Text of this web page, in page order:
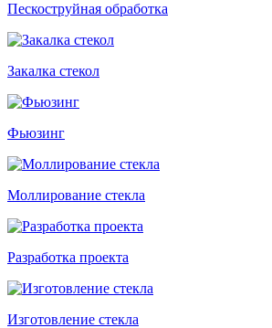
Пескоструйная обработка
Закалка стекол
Фьюзинг
Моллирование стекла
Разработка проекта
Изготовление стекла